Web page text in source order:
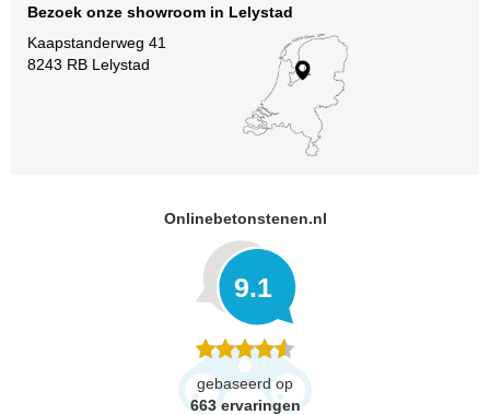
Bezoek onze showroom in Lelystad
Kaapstanderweg 41
8243 RB Lelystad
Onlinebetonstenen.nl
9.1
gebaseerd op
663 ervaringen